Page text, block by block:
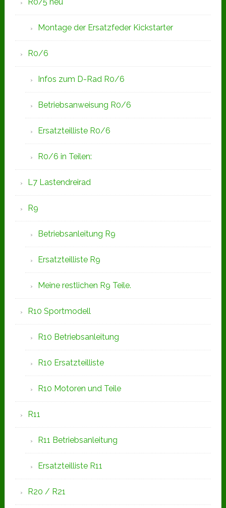
Montage der Ersatzfeder Kickstarter
R0/6
Infos zum D-Rad R0/6
Betriebsanweisung R0/6
Ersatzteilliste R0/6
R0/6 in Teilen:
L7 Lastendreirad
R9
Betriebsanleitung R9
Ersatzteilliste R9
Meine restlichen R9 Teile.
R10 Sportmodell
R10 Betriebsanleitung
R10 Ersatzteilliste
R10 Motoren und Teile
R11
R11 Betriebsanleitung
Ersatzteilliste R11
R20 / R21